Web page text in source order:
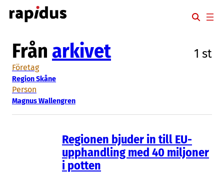
Hoppa
till
Från arkivet 1 st
Företag
Region Skåne
Person
Magnus Wallengren
Regionen bjuder in till EU-
upphandling med 40 miljoner
i potten